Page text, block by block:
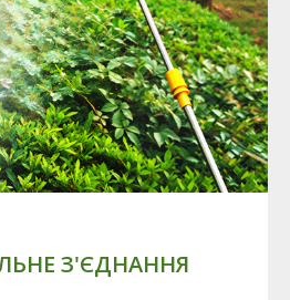
З'ЄДНАННЯ